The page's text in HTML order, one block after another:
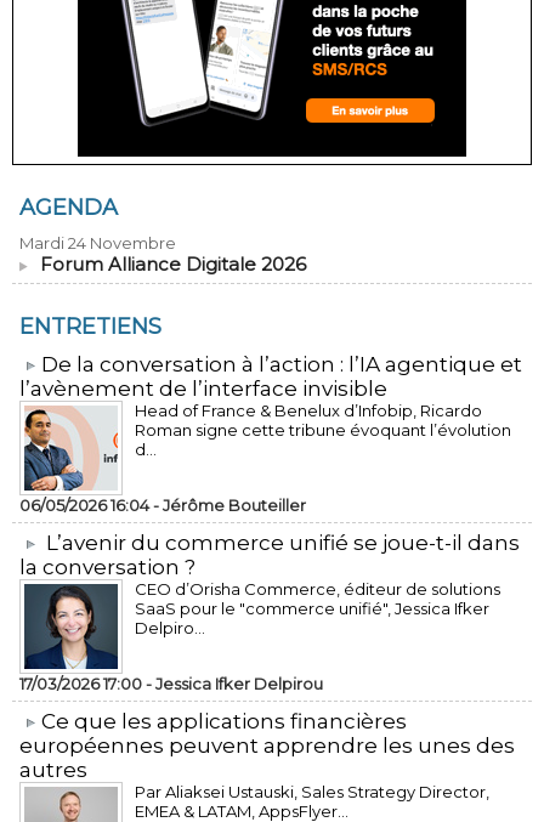
AGENDA
Mardi 24 Novembre
Forum Alliance Digitale 2026
ENTRETIENS
​De la conversation à l’action : l’IA agentique et
l’avènement de l’interface invisible
Head of France & Benelux d’Infobip, Ricardo
Roman signe cette tribune évoquant l’évolution
d...
06/05/2026 16:04 -Jérôme Bouteiller
L’avenir du commerce unifié se joue-t-il dans
la conversation ?
CEO d’Orisha Commerce, éditeur de solutions
SaaS pour le "commerce unifié", Jessica Ifker
Delpiro...
17/03/2026 17:00 -Jessica Ifker Delpirou
​Ce que les applications financières
européennes peuvent apprendre les unes des
autres
Par Aliaksei Ustauski, Sales Strategy Director,
EMEA & LATAM, AppsFlyer...